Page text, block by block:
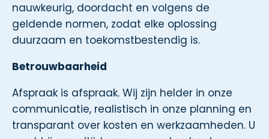
nauwkeurig, doordacht en volgens de
geldende normen, zodat elke oplossing
duurzaam en toekomstbestendig is.
Betrouwbaarheid
Afspraak is afspraak. Wij zijn helder in onze
communicatie, realistisch in onze planning en
transparant over kosten en werkzaamheden. U